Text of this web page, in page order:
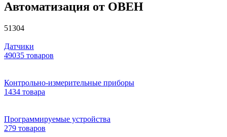
Автоматизация от ОВЕН
51304
Датчики
49035 товаров
Контрольно-измерительные приборы
1434 товара
Программируемые устройства
279 товаров